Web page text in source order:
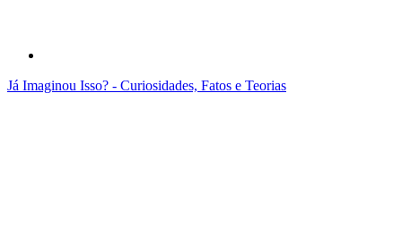
Já Imaginou Isso? - Curiosidades, Fatos e Teorias